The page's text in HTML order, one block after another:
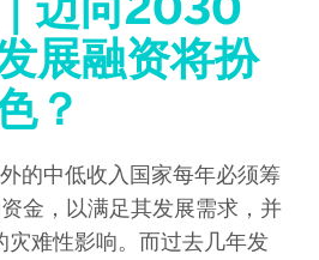
展融资将扮
？
的中低收入国家每年必须筹
金，以满足其发展需求，并
灾难性影响。而过去几年发